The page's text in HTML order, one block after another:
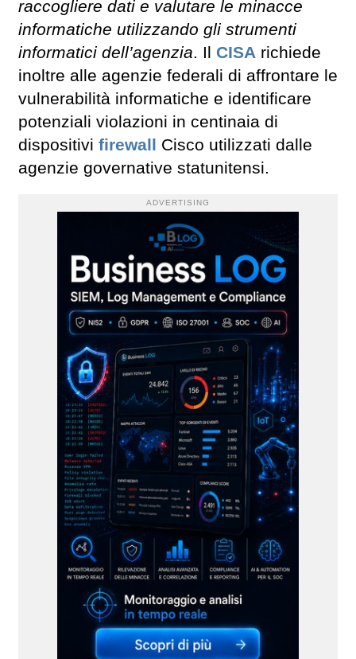
raccogliere dati e valutare le minacce
informatiche utilizzando gli strumenti
informatici dell’agenzia. Il CISA richiede
inoltre alle agenzie federali di affrontare le
vulnerabilità informatiche e identificare
potenziali violazioni in centinaia di
dispositivi firewall
Cisco utilizzati dalle
agenzie governative statunitensi.
ADVERTISING